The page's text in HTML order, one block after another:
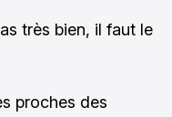
très bien, il faut le
proches des